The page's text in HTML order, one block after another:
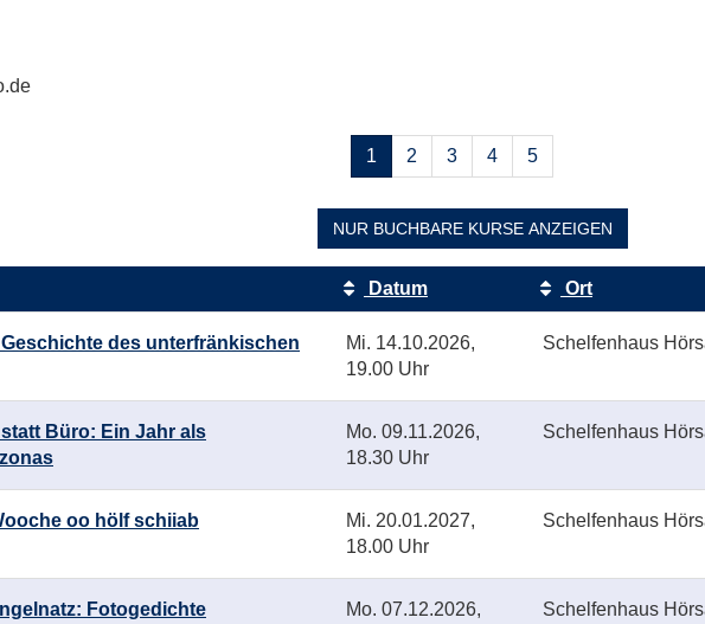
Seiten
blättern
1 2 3 4 5
NUR BUCHBARE KURSE ANZEIGEN
Datum Ort
des unterfränkischen
Mi. 14.10.2026,
19.00 Uhr
Schelfenhaus
Büro: Ein Jahr als
Mo. 09.11.2026,
18.30 Uhr
Schelfenhaus
oo hölf schiiab Mi. 20.01.2027,
18.00 Uhr
Schelfenhaus
Fotogedichte Mo. 07.12.2026,
Schelfenhaus